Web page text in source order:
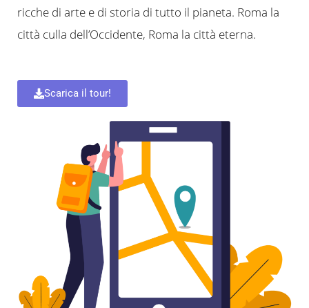
ricche di arte e di storia di tutto il pianeta. Roma la
città culla dell’Occidente, Roma la città eterna.
Scarica il tour!